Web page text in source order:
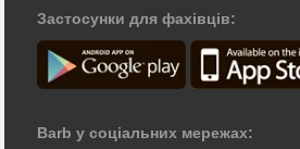
Застосунки для фахівців:
Barb у соціальних мережах: